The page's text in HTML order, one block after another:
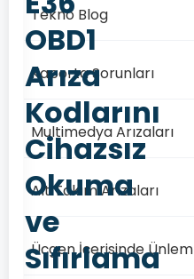
OBD1
Arıza
Kodlarını
Cihazsız
Okuma
ve
Sıfırlama
Tekno Blog
Kaporta Sorunları
Multimedya Arızaları
Alt Takım Arızaları
Üçgen İçerisinde Ünlem